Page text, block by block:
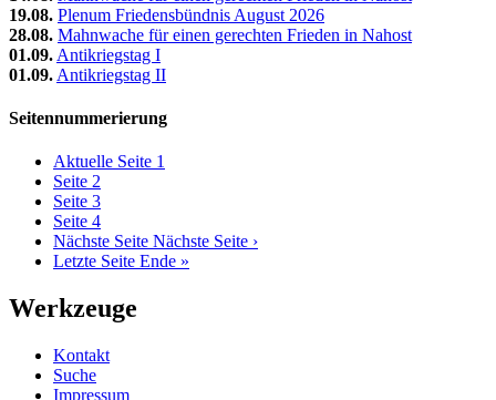
19.08. Plenum Friedensbündnis August 2026
28.08. Mahnwache für einen gerechten Frieden in Nahost
01.09. Antikriegstag I
01.09. Antikriegstag II
Seitennummerierung
Aktuelle Seite 1
Seite 2
Seite 3
Seite 4
Nächste Seite Nächste Seite ›
Letzte Seite Ende »
Werkzeuge
Kontakt
Suche
Impressum